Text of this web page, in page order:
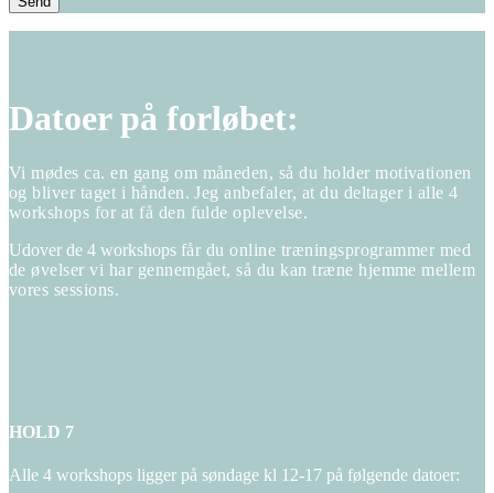
Datoer på forløbet:
Vi mødes ca. en gang om måneden, så du holder motivationen
og bliver taget i hånden. Jeg anbefaler, at du deltager i alle 4
workshops for at få den fulde oplevelse.
Udover de 4 workshops får du online træningsprogrammer med
de øvelser vi har gennemgået, så du kan træne hjemme mellem
vores sessions.
HOLD 7
Alle 4 workshops ligger på søndage kl 12-17 på følgende datoer: